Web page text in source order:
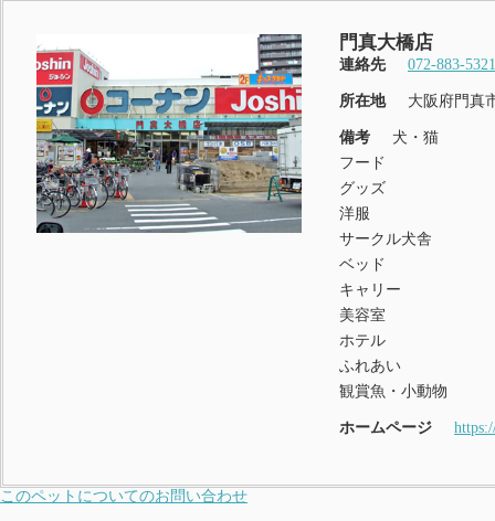
門真大橋店
連絡先 072-883-5321
所在地 大阪府門真
備考
犬・猫
フード
グッズ
洋服
サークル犬舎
ベッド
キャリー
美容室
ホテル
ふれあい
観賞魚・小動物
ホームページ
このペットについてのお問い合わせ